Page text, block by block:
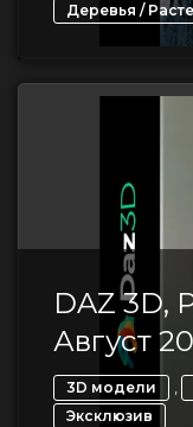
Деревья /
DAZ 3D,
Август
3D модели ,
Эксклюзив